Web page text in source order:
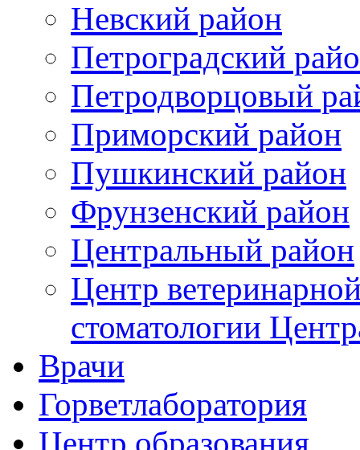
Невский район
Петроградский
Петродворцовый
Приморский район
Пушкинский район
Фрунзенский район
Цeнтральный район
Центр
стоматологии
Врачи
Горветлаборатория